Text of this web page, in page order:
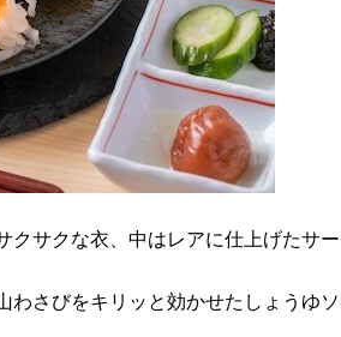
クサクな衣、中はレアに仕上げた
わさびをキリッと効かせたしょう